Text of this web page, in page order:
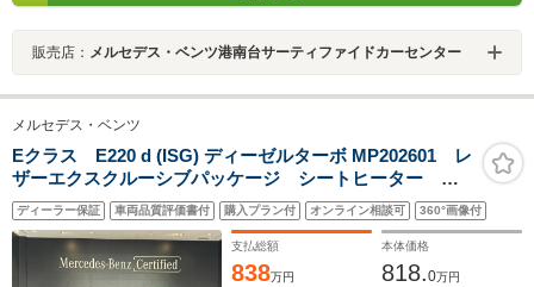
販売店： メルセデス・ベンツ港南台サーティファイドカーセンター
メルセデス・ベンツ
Eクラス E220 d (ISG) ディーゼルターボ MP202601 レ
ザーエクスクルーシブパッケージ シートヒーター シ
ートベンチレーター エアバランスパッケージ レーダ
ーセーフティパッケージ Apple CarPlay Android
Auto スマートキー ワイヤレスチャージング
ディーラー保証 車両品質評価書付 購入プラン付 オンライン相談可 360°画像付
支払総額
838万円
本体価格
818.0万円